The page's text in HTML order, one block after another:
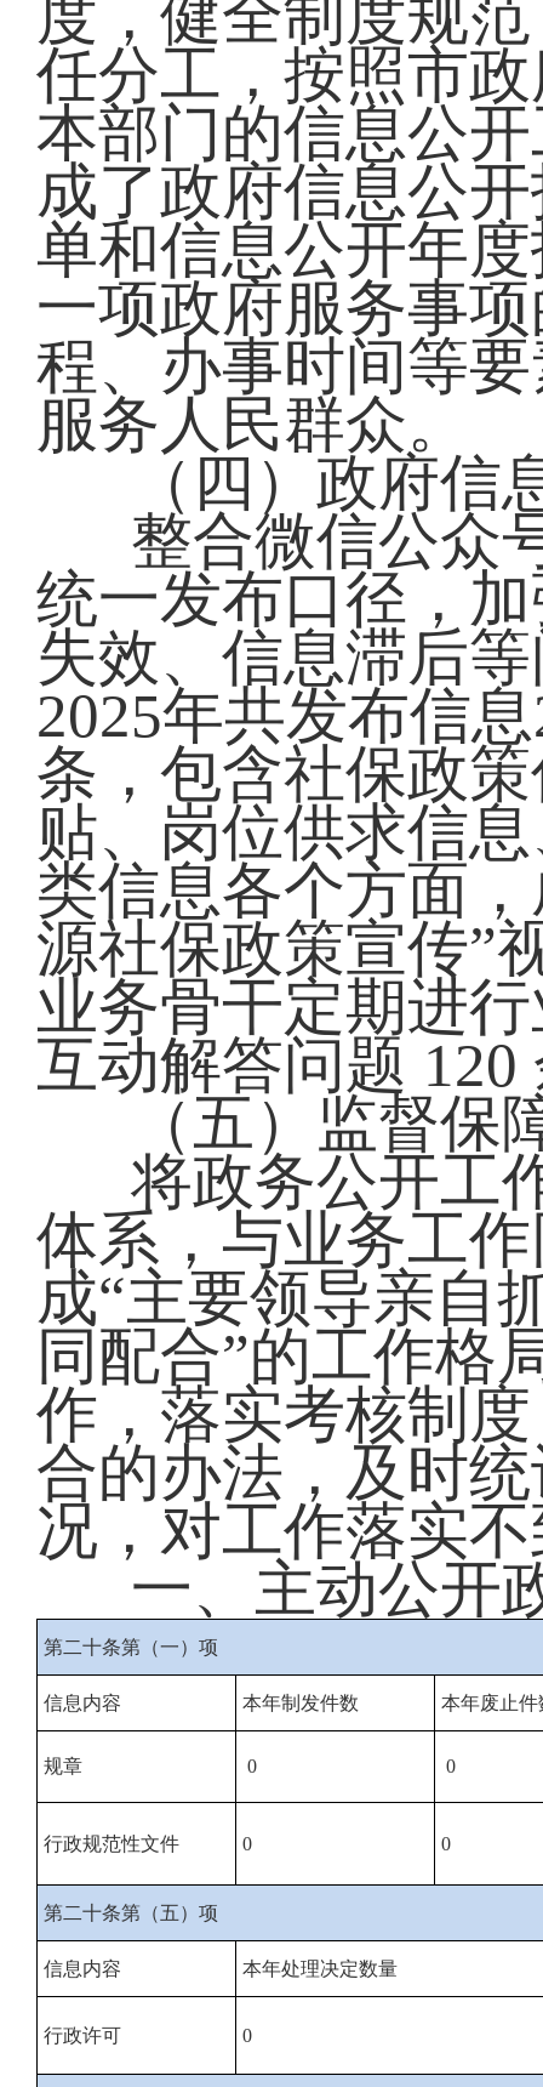
度，健全制度规
任分工，按照市
本部门的信息公
成了政府信息公
单和信息公开年
一项政府服务事
程、办事时间等
服务人民群众。
（四）政府
整合微信公众
统一发布口径，
失效、信息滞后
2025年共发布信
条，包含社保政
贴、岗位供求信
类信息各个方面
源社保政策宣传”
业务骨干定期进
互动解答问题
（五）监督保
将政务公开工
体系，与业务工
成“主要领导亲自
同配合”的工作格
作，落实考核制
合的办法，及时
况，对工作落实
一、主动公开
第二十条第（一）项
信息内容 本年制发件数 本年废止件
规章 0 0
行政规范性文件 0 0
第二十条第（五）项
信息内容 本年处理决定数量
行政许可 0